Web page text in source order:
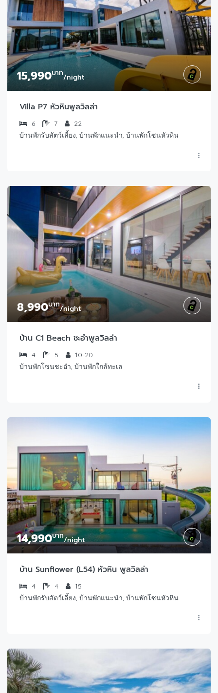
15,990บาท/night
Villa P7 หัวหินพูลวิลล่า
6 7
22
บ้านพักรับสัตว์เลี้ยง, บ้านพักแนะนำ, บ้านพักโซนหัวหิน
8,990บาท/night
บ้าน C1 Beach ชะอำพูลวิลล่า
4 5
10-20
บ้านพักโซนชะอำ, บ้านพักใกล้ทะเล
14,990บาท/night
บ้าน Sunflower (L54) หัวหิน พูลวิลล่า
4 4
15
บ้านพักรับสัตว์เลี้ยง, บ้านพักแนะนำ, บ้านพักโซนหัวหิน